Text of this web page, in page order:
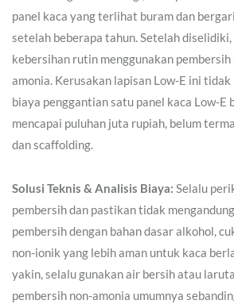
panel kaca yang terlihat buram dan
setelah beberapa tahun. Setelah
kebersihan rutin menggunakan pembersih
amonia. Kerusakan lapisan Low-E ini
biaya penggantian satu panel kaca Low-E
mencapai puluhan juta rupiah, belum
dan scaffolding.
Solusi Teknis & Analisis Biaya: Selalu
pembersih dan pastikan tidak
pembersih dengan bahan dasar alkohol,
non-ionik yang lebih aman untuk kaca
yakin, selalu gunakan air bersih atau
pembersih non-amonia umumnya